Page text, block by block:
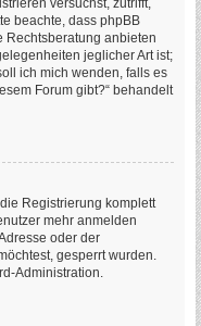
versuchst, zutrifft,
beachte, dass phpBB
Rechtsberatung anbieten
jeglicher Art ist;
ich mich wenden, falls es
Forum gibt?“ behandelt
Registrierung komplett
mehr anmelden
oder der
gesperrt wurden.
Administration.